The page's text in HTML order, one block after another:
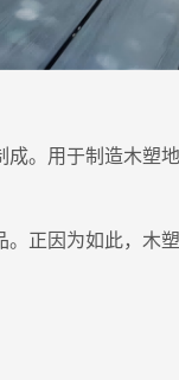
。用于制造木塑
正因为如此，木